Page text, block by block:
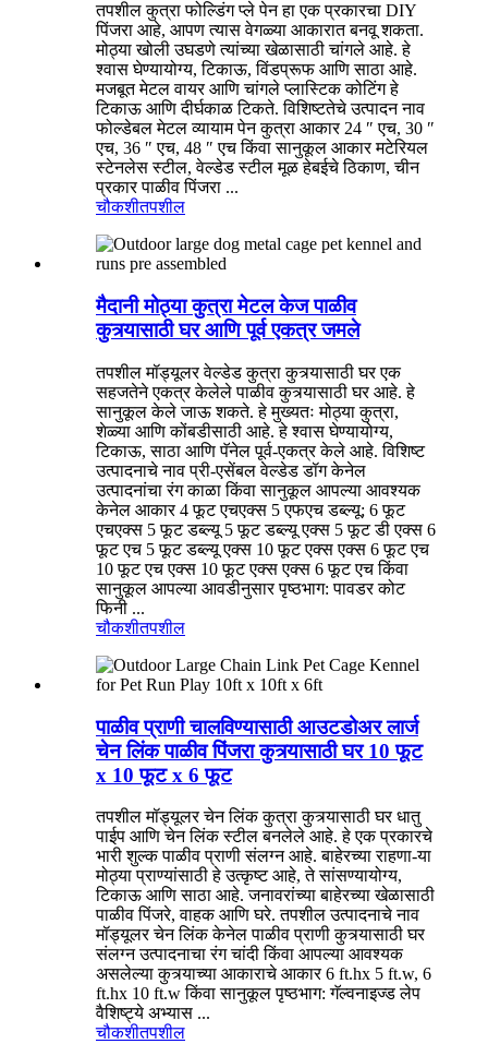
तपशील कुत्रा फोल्डिंग प्ले पेन हा एक प्रकारचा DIY
पिंजरा आहे, आपण त्यास वेगळ्या आकारात बनवू शकता.
मोठ्या खोली उघडणे त्यांच्या खेळासाठी चांगले आहे. हे
श्वास घेण्यायोग्य, टिकाऊ, विंडप्रूफ आणि साठा आहे.
मजबूत मेटल वायर आणि चांगले प्लास्टिक कोटिंग हे
टिकाऊ आणि दीर्घकाळ टिकते. विशिष्टतेचे उत्पादन नाव
फोल्डेबल मेटल व्यायाम पेन कुत्रा आकार 24 ″ एच, 30 ″
एच, 36 ″ एच, 48 ″ एच किंवा सानुकूल आकार मटेरियल
स्टेनलेस स्टील, वेल्डेड स्टील मूळ हेबईचे ठिकाण, चीन
प्रकार पाळीव पिंजरा ...
चौकशीतपशील
मैदानी मोठ्या कुत्रा मेटल केज पाळीव
कुत्र्यासाठी घर आणि पूर्व एकत्र जमले
तपशील मॉड्यूलर वेल्डेड कुत्रा कुत्र्यासाठी घर एक
सहजतेने एकत्र केलेले पाळीव कुत्र्यासाठी घर आहे. हे
सानुकूल केले जाऊ शकते. हे मुख्यतः मोठ्या कुत्रा,
शेळ्या आणि कोंबडीसाठी आहे. हे श्वास घेण्यायोग्य,
टिकाऊ, साठा आणि पॅनेल पूर्व-एकत्र केले आहे. विशिष्ट
उत्पादनाचे नाव प्री-एसेंबल वेल्डेड डॉग केनेल
उत्पादनांचा रंग काळा किंवा सानुकूल आपल्या आवश्यक
केनेल आकार 4 फूट एचएक्स 5 एफएच डब्ल्यू; 6 फूट
एचएक्स 5 फूट डब्ल्यू 5 फूट डब्ल्यू एक्स 5 फूट डी एक्स 6
फूट एच 5 फूट डब्ल्यू एक्स 10 फूट एक्स एक्स 6 फूट एच
10 फूट एच एक्स 10 फूट एक्स एक्स 6 फूट एच किंवा
सानुकूल आपल्या आवडीनुसार पृष्ठभाग: पावडर कोट
फिनी ...
चौकशीतपशील
पाळीव प्राणी चालविण्यासाठी आउटडोअर लार्ज
चेन लिंक पाळीव पिंजरा कुत्र्यासाठी घर 10 फूट
x 10 फूट x 6 फूट
तपशील मॉड्यूलर चेन लिंक कुत्रा कुत्र्यासाठी घर धातु
पाईप आणि चेन लिंक स्टील बनलेले आहे. हे एक प्रकारचे
भारी शुल्क पाळीव प्राणी संलग्न आहे. बाहेरच्या राहणा-या
मोठ्या प्राण्यांसाठी हे उत्कृष्ट आहे, ते सांसण्यायोग्य,
टिकाऊ आणि साठा आहे. जनावरांच्या बाहेरच्या खेळासाठी
पाळीव पिंजरे, वाहक आणि घरे. तपशील उत्पादनाचे नाव
मॉड्यूलर चेन लिंक केनेल पाळीव प्राणी कुत्र्यासाठी घर
संलग्न उत्पादनाचा रंग चांदी किंवा आपल्या आवश्यक
असलेल्या कुत्र्याच्या आकाराचे आकार 6 ft.hx 5 ft.w, 6
ft.hx 10 ft.w किंवा सानुकूल पृष्ठभाग: गॅल्वनाइज्ड लेप
वैशिष्ट्ये अभ्यास ...
चौकशीतपशील